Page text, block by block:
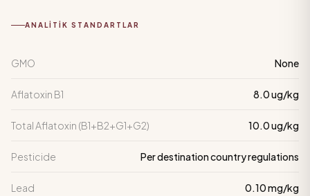
ANALITIK STANDARTLAR
GMO None
Aflatoxin B1 8.0 ug/kg
Total Aflatoxin (B1+B2+G1+G2) 10.0 ug/kg
Pesticide Per destination country regulations
Lead 0.10 mg/kg